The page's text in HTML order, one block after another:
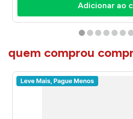
Adicionar ao
quem comprou